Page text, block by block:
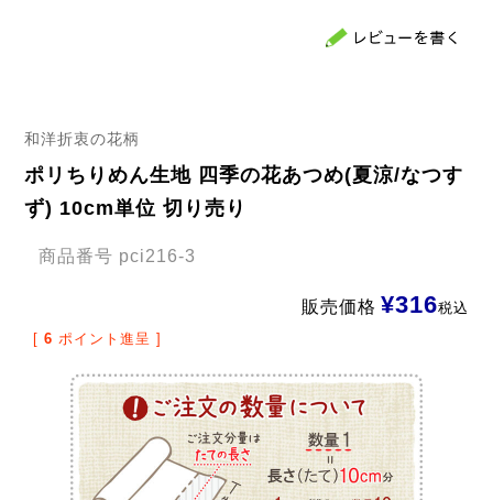
和洋折衷の花柄
ポリちりめん生地 四季の花あつめ(夏涼/なつす
ず) 10cm単位 切り売り
商品番号 pci216-3
販売価格 ¥316税込
[ 6 ポイント進呈 ]